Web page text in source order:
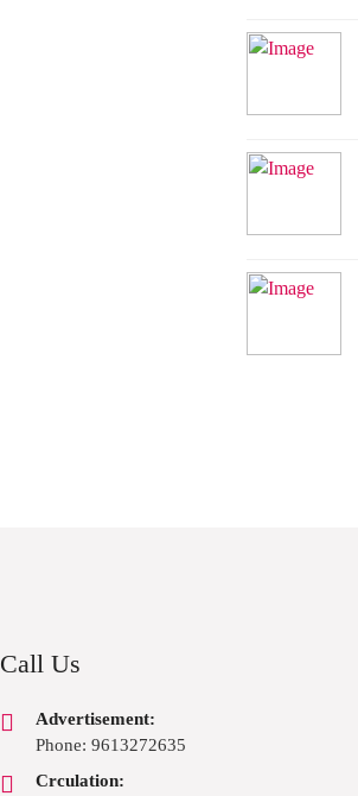
Call Us
Advertisement:
Phone: 9613272635
Crculation: